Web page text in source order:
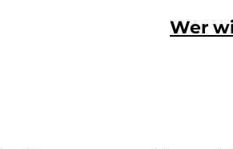
Wer